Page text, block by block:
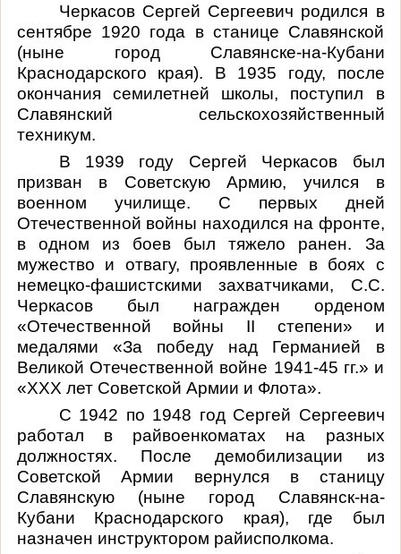
Черкасов Сергей Сергеевич родился в
сентябре 1920 года в станице Славянской
(ныне город Славянске-на-Кубани
Краснодарского края). В 1935 году, после
окончания семилетней школы, поступил в
Славянский сельскохозяйственный
техникум.
В 1939 году Сергей Черкасов был
призван в Советскую Армию, учился в
военном училище. С первых дней
Отечественной войны находился на фронте,
в одном из боев был тяжело ранен. За
мужество и отвагу, проявленные в боях с
немецко-фашистскими захватчиками, С.С.
Черкасов был награжден орденом
«Отечественной войны II степени» и
медалями «За победу над Германией в
Великой Отечественной войне 1941-45 гг.» и
«XXX лет Советской Армии и Флота».
С 1942 по 1948 год Сергей Сергеевич
работал в райвоенкоматах на разных
должностях. После демобилизации из
Советской Армии вернулся в станицу
Славянскую (ныне город Славянск-на-
Кубани Краснодарского края), где был
назначен инструктором райисполкома.